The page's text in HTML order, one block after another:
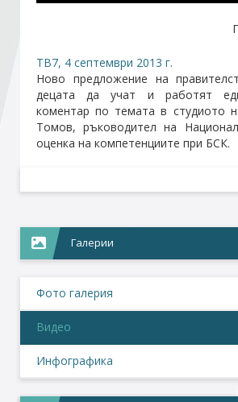
ТВ7, 4 септември 2013 г.
Ново предложение на
децата да учат и работят
коментар по темата в студиото
Томов, ръководител на
оценка на компетенциите при БСК.
Галерии
Фото галерия
Видео
Инфографика